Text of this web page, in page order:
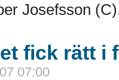
Josefsson
fick rätt i
07:00